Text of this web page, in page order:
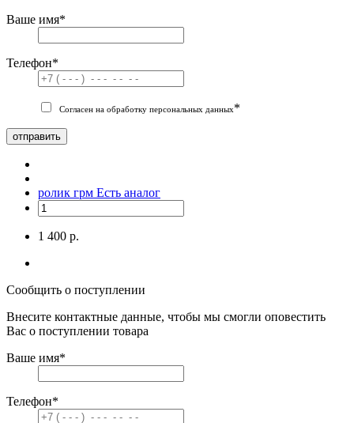
Ваше имя*
Телефон*
Согласен на обработку персональных данных*
отправить
ролик грм Есть аналог
1 400 р.
Сообщить о поступлении
Внесите контактные данные, чтобы мы смогли оповестить
Вас о поступлении товара
Ваше имя*
Телефон*